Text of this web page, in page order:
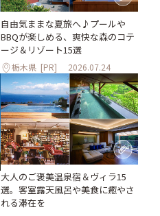
自由気ままな夏旅へ♪プールや
BBQが楽しめる、爽快な森のコテ
ージ＆リゾート15選
栃木県 [PR] 2026.07.24
大人のご褒美温泉宿＆ヴィラ15
選。客室露天風呂や美食に癒やさ
れる滞在を